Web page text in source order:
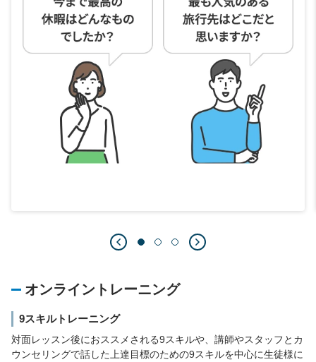
オンライントレーニング
9スキルトレーニング
対面レッスン後におススメされる9スキルや、講師やスタッフとカ
ウンセリングで話した上達目標のための9スキルを中心に生徒様に